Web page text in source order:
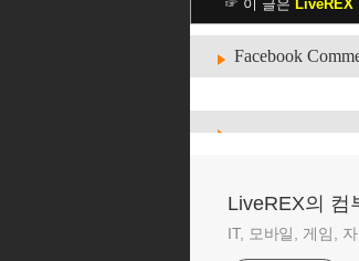
☞ 이 글은 LiveREX
Facebook
LiveREX의 컴
IT, 모바일, 게임,